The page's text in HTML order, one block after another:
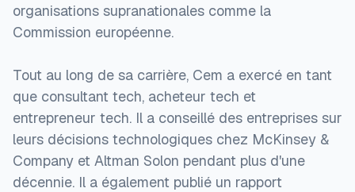
organisations supranationales comme la
Commission européenne.
Tout au long de sa carrière, Cem a exercé en tant
que consultant tech, acheteur tech et
entrepreneur tech. Il a conseillé des entreprises sur
leurs décisions technologiques chez McKinsey &
Company et Altman Solon pendant plus d'une
décennie. Il a également publié un rapport